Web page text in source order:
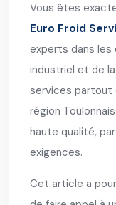
Vous êtes
Euro Froid
experts dans les
industriel et de
services partout
région
haute qualité,
exigences.
Cet article a